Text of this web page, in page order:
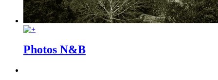
Photos N&B